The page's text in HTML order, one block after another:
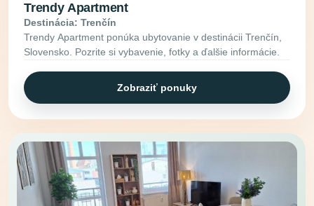
Trendy Apartment
Destinácia: Trenčín
Trendy Apartment ponúka ubytovanie v destinácii Trenčín,
Slovensko. Pozrite si vybavenie, fotky a ďalšie informácie.
Zobraziť ponuky